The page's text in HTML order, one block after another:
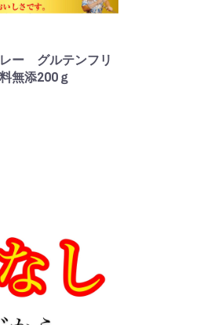
ー グルテンフリ
無添200ｇ